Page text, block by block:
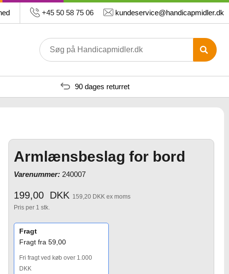
+45 50 58 75 06 kundeservice@handicapmidler.dk
90 dages returret
Armlænsbeslag for bord
Varenummer: 240007
199,00DKK 159,20 DKK ex moms
Pris per 1 stk.
Fragt
Fragt fra 59,00
Fri fragt ved køb over 1.000
DKK